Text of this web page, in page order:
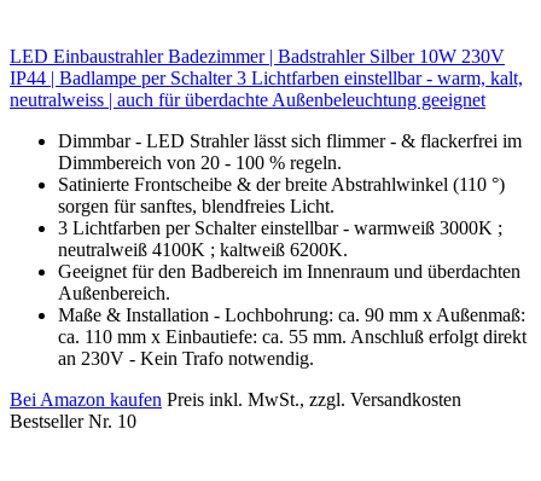
LED Einbaustrahler Badezimmer | Badstrahler Silber 10W 230V
IP44 | Badlampe per Schalter 3 Lichtfarben einstellbar - warm, kalt,
neutralweiss | auch für überdachte Außenbeleuchtung geeignet
Dimmbar - LED Strahler lässt sich flimmer - & flackerfrei im
Dimmbereich von 20 - 100 % regeln.
Satinierte Frontscheibe & der breite Abstrahlwinkel (110 °)
sorgen für sanftes, blendfreies Licht.
3 Lichtfarben per Schalter einstellbar - warmweiß 3000K ;
neutralweiß 4100K ; kaltweiß 6200K.
Geeignet für den Badbereich im Innenraum und überdachten
Außenbereich.
Maße & Installation - Lochbohrung: ca. 90 mm x Außenmaß:
ca. 110 mm x Einbautiefe: ca. 55 mm. Anschluß erfolgt direkt
an 230V - Kein Trafo notwendig.
Bei Amazon kaufen Preis inkl. MwSt., zzgl. Versandkosten
Bestseller Nr. 10